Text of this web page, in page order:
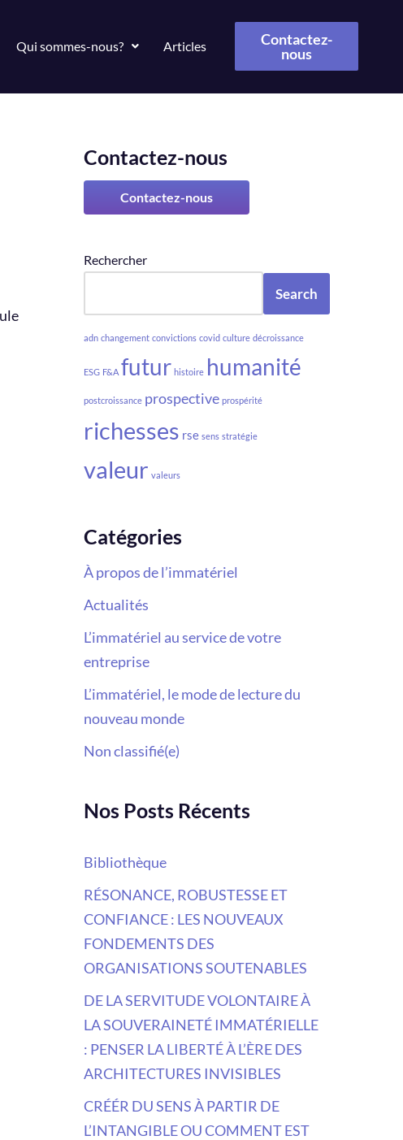
Qui sommes-nous? Articles
Contactez-
nous
Contactez-nous
Contactez-nous
Rechercher
Search
adn changement convictions covid culture décroissance
ESG F&A futur histoire humanité
postcroissance prospective prospérité
richesses rse sens stratégie
valeur valeurs
Catégories
À propos de l’immatériel
Actualités
L’immatériel au service de votre
entreprise
L’immatériel, le mode de lecture du
nouveau monde
Non classifié(e)
Nos Posts Récents
Bibliothèque
RÉSONANCE, ROBUSTESSE ET
CONFIANCE : LES NOUVEAUX
FONDEMENTS DES
ORGANISATIONS SOUTENABLES
DE LA SERVITUDE VOLONTAIRE À
LA SOUVERAINETÉ IMMATÉRIELLE
: PENSER LA LIBERTÉ À L’ÈRE DES
ARCHITECTURES INVISIBLES
CRÉÉR DU SENS À PARTIR DE
L’INTANGIBLE OU COMMENT EST